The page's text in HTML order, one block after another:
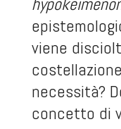
viene
necessità?
concetto di